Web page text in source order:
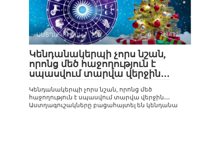
ԱՍՏՂԱԳՈՒՇԱԿ 0 472
Կենդանակերպի չորս նշան,
որոնց մեծ հաջողություն է
սպասվում տարվա վերջին․․․
Կենդանակերպի չորս նշան, որոնց մեծ
հաջողություն է սպասվում տարվա վերջին․․․
Աստղագուշակները բացահայտել են կենդանա